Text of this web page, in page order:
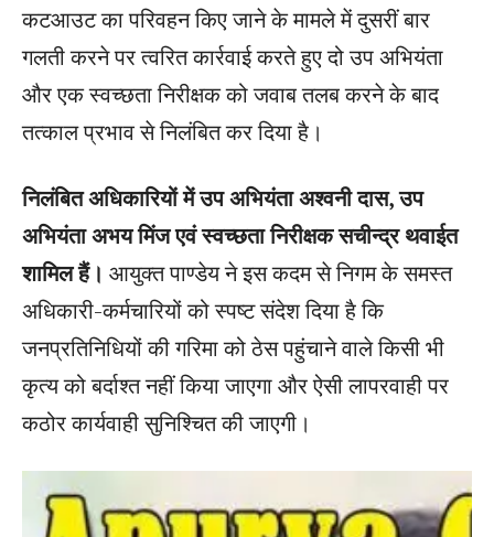
कटआउट का परिवहन किए जाने के मामले में दुसरीं बार
गलती करने पर त्वरित कार्रवाई करते हुए दो उप अभियंता
और एक स्वच्छता निरीक्षक को जवाब तलब करने के बाद
तत्काल प्रभाव से निलंबित कर दिया है।
निलंबित अधिकारियों में उप अभियंता अश्वनी दास, उप
अभियंता अभय मिंज एवं स्वच्छता निरीक्षक सचीन्द्र थवाईत
शामिल हैं। आयुक्त पाण्डेय ने इस कदम से निगम के समस्त
अधिकारी-कर्मचारियों को स्पष्ट संदेश दिया है कि
जनप्रतिनिधियों की गरिमा को ठेस पहुंचाने वाले किसी भी
कृत्य को बर्दाश्त नहीं किया जाएगा और ऐसी लापरवाही पर
कठोर कार्यवाही सुनिश्चित की जाएगी।